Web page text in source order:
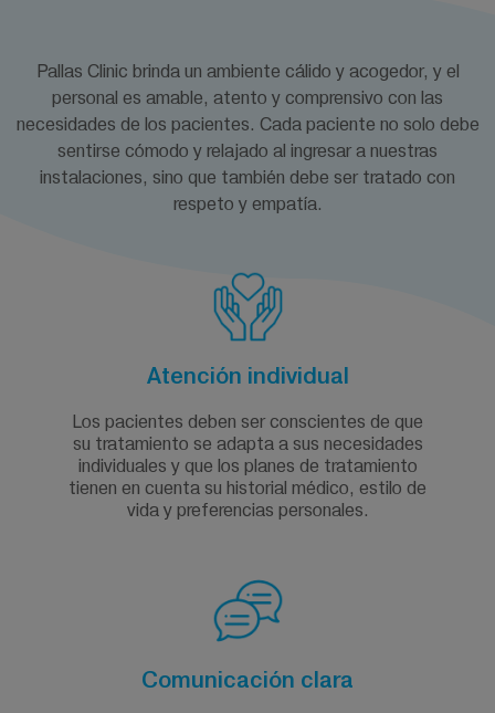
Pallas Clinic brinda un ambiente cálido y acogedor, y el
personal es amable, atento y comprensivo con las
necesidades de los pacientes. Cada paciente no solo debe
sentirse cómodo y relajado al ingresar a nuestras
instalaciones, sino que también debe ser tratado con
respeto y empatía.
Atención individual
Los pacientes deben ser conscientes de que
su tratamiento se adapta a sus necesidades
individuales y que los planes de tratamiento
tienen en cuenta su historial médico, estilo de
vida y preferencias personales.
Comunicación clara